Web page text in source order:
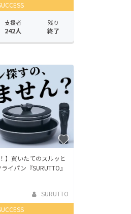
支援者
242人
残り
終了
】買いたてのスルッと
イパン『SURUTTO』
SURUTTO